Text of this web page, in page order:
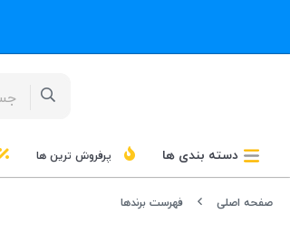
دسته بندی ها پرفروش ترین ها
صفحه اصلی فهرست برندها